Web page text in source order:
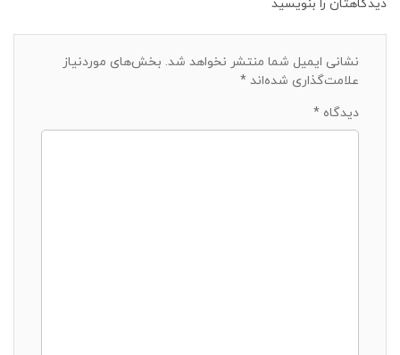
دیدگاهتان را بنویسید
نشانی ایمیل شما منتشر نخواهد شد. بخش‌های موردنیاز
علامت‌گذاری شده‌اند *
دیدگاه *